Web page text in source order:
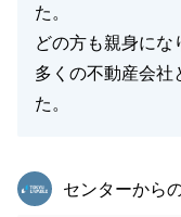
た。
どの方も親身にな
多くの不動産会社
た。
東急リバブル
センターから